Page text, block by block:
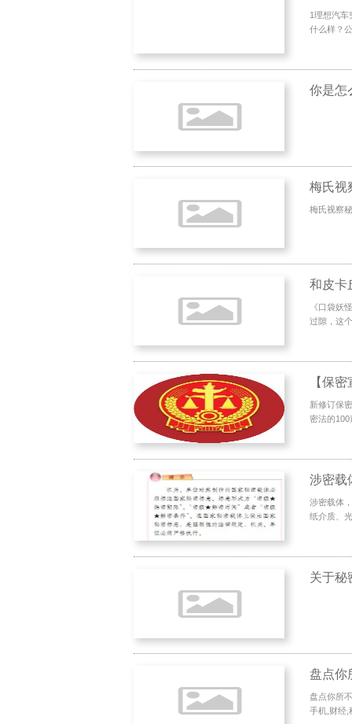
1理想汽车
什么样？
梅氏视
梅氏视察
和皮卡
《口袋妖
过隙，这
【保
新修订保
密法的100
涉密载
涉密载体
纸介质、
关于秘
盘点你
盘点你所
手机,财经,